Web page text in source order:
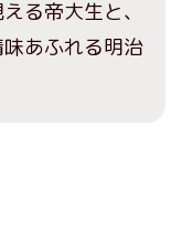
る帝大生と、
あふれる明治